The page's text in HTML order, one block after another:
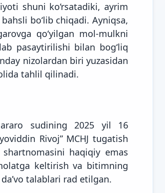
shuni ko‘rsatadiki, ayrim
bo‘lib chiqadi. Ayniqsa,
qo‘yilgan mol-mulkni
pasaytirilishi bilan bog‘liq
nizolardan biri yuzasidan
tahlil qilinadi.
sudining 2025 yil 16
Rivoj” MCHJ tugatish
haqiqiy emas
keltirish va bitimning
talablari rad etilgan.